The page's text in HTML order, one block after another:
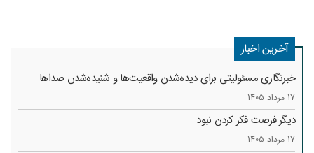
آخرین اخبار
خبرنگاری مسئولیتی برای دیده‌شدن واقعیت‌ها و شنیده‌شدن صداها
17 مرداد 1405
دیگر فرصت فکر کردن نبود
17 مرداد 1405